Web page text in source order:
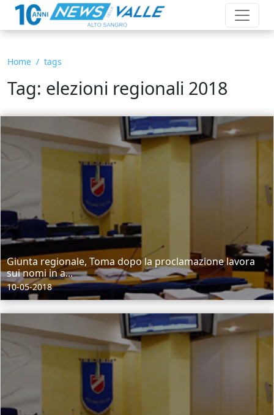
Home tags
Tag: elezioni regionali 2018
Giunta regionale, Toma dopo la proclamazione lavora
sui nomi in a...
10-05-2018